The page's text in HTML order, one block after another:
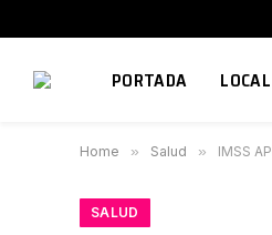
PORTADA LOCAL
Home » Salud » IMSS
SALUD